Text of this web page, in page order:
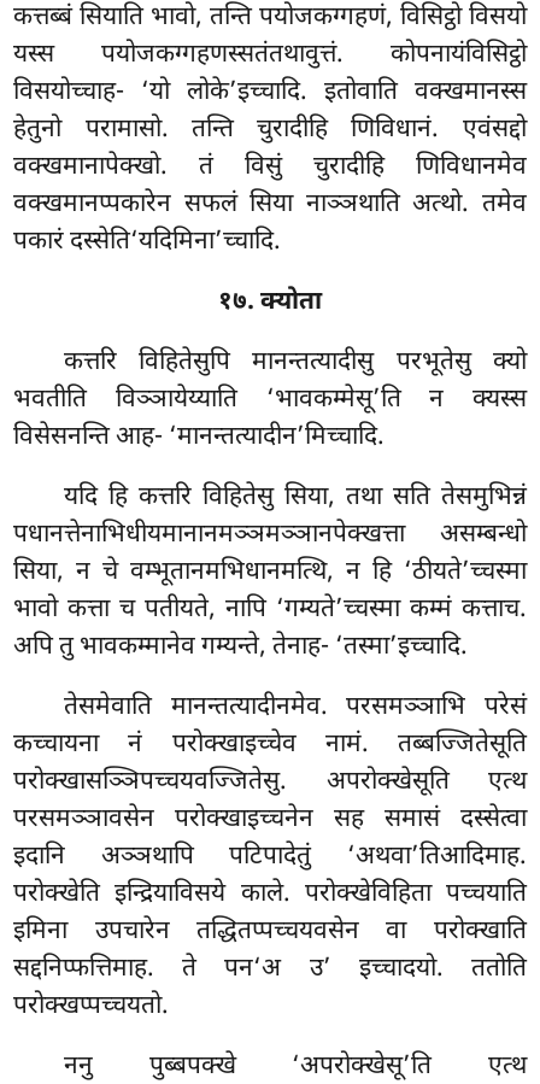
कत्तब्बं सियाति भावो, तन्ति पयोजकग्गहणं, विसिट्ठो विसयो
यस्स पयोजकग्गहणस्सतंतथावुत्तं. कोपनायंविसिट्ठो
विसयोच्चाह- ‘यो लोके’इच्चादि. इतोवाति वक्खमानस्स
हेतुनो परामासो. तन्ति चुरादीहि णिविधानं. एवंसद्दो
वक्खमानापेक्खो. तं विसुं चुरादीहि णिविधानमेव
वक्खमानप्पकारेन सफलं सिया नाञ्ञथाति अत्थो. तमेव
पकारं दस्सेति‘यदिमिना’च्चादि.
१७. क्योता
कत्तरि विहितेसुपि मानन्तत्यादीसु परभूतेसु क्यो
भवतीति विञ्ञायेय्याति ‘भावकम्मेसू’ति न क्यस्स
विसेसनन्ति आह- ‘मानन्तत्यादीन’मिच्चादि.
यदि हि कत्तरि विहितेसु सिया, तथा सति तेसमुभिन्नं
पधानत्तेनाभिधीयमानानमञ्ञमञ्ञानपेक्खत्ता असम्बन्धो
सिया, न चे वम्भूतानमभिधानमत्थि, न हि ‘ठीयते’च्चस्मा
भावो कत्ता च पतीयते, नापि ‘गम्यते’च्चस्मा कम्मं कत्ताच.
अपि तु भावकम्मानेव गम्यन्ते, तेनाह- ‘तस्मा’इच्चादि.
तेसमेवाति मानन्तत्यादीनमेव. परसमञ्ञाभि परेसं
कच्चायना नं परोक्खाइच्चेव नामं. तब्बज्जितेसूति
परोक्खासञ्ञिपच्चयवज्जितेसु. अपरोक्खेसूति एत्थ
परसमञ्ञावसेन परोक्खाइच्चनेन सह समासं दस्सेत्वा
इदानि अञ्ञथापि पटिपादेतुं ‘अथवा’तिआदिमाह.
परोक्खेति इन्द्रियाविसये काले. परोक्खेविहिता पच्चयाति
इमिना उपचारेन तद्धितप्पच्चयवसेन वा परोक्खाति
सद्दनिप्फत्तिमाह. ते पन‘अ उ’ इच्चादयो. ततोति
परोक्खप्पच्चयतो.
ननु पुब्बपक्खे ‘अपरोक्खेसू’ति एत्थ